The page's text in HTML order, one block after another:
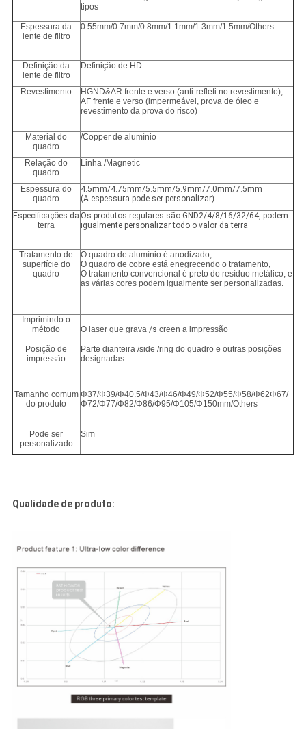
tipos
Espessura da
lente de filtro
0.55mm/0.7mm/0.8mm/1.1mm/1.3mm/1.5mm/Others
Definição da
lente de filtro
Definição de HD
Revestimento
HGND&AR frente e verso (anti-refleti no revestimento),
AF frente e verso (impermeável, prova de óleo e
revestimento da prova do risco)
Material do
quadro
/Copper de alumínio
Relação do
quadro
Linha /Magnetic
Espessura do
quadro
4.5mm/4.75mm/5.5mm/5.9mm/7.0mm/7.5mm
(A espessura pode ser personalizar)
Especificações da
terra
Os produtos regulares são GND2/4/8/16/32/64, podem
igualmente personalizar todo o valor da terra
Tratamento de
superfície do
quadro
O quadro de alumínio é anodizado,
O quadro de cobre está enegrecendo o tratamento,
O tratamento convencional é preto do resíduo metálico, e
as várias cores podem igualmente ser personalizadas.
Imprimindo o
método
O laser que grava/s creen a impressão
Posição de
impressão
Parte dianteira /side /ring do quadro e outras posições
designadas
Tamanho comum
do produto
Φ37/Φ39/Φ40.5/Φ43/Φ46/Φ49/Φ52/Φ55/Φ58/Φ62Φ67/
Φ72/Φ77/Φ82/Φ86/Φ95/Φ105/Φ150mm/Others
Pode ser
personalizado
Sim
Qualidade de produto: